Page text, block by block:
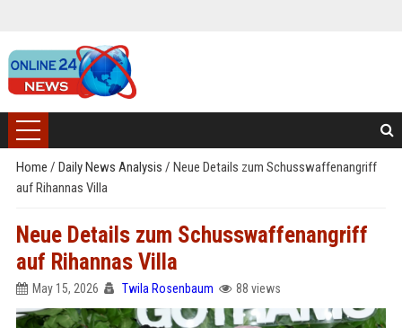
Home / Daily News Analysis / Neue Details zum Schusswaffenangriff
auf Rihannas Villa
Neue Details zum Schusswaffenangriff
auf Rihannas Villa
May 15, 2026 Twila Rosenbaum 88 views